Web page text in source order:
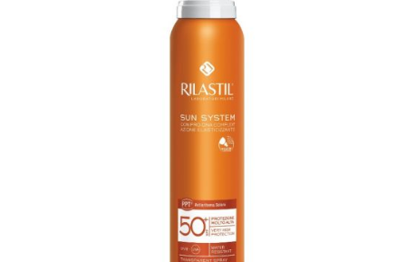
Drenanti e Pancia Piatta: Sconti fino al 55% validi